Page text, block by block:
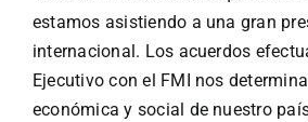
estamos asistiendo a una gran
internacional. Los acuerdos
Ejecutivo con el FMI nos
económica y social de nuestro